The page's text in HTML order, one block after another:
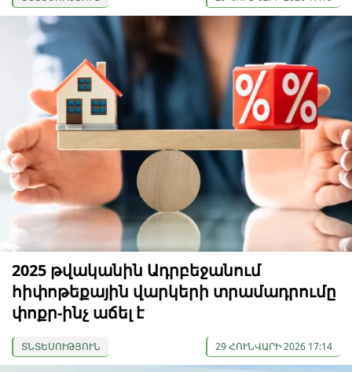
2025 թվականին Ադրբեջանում
հիփոթեքային վարկերի տրամադրումը
փոքր-ինչ աճել է
ՏՆՏԵՍՈՒԹՅՈՒՆ 29 ՀՈՒՆՎԱՐԻ 2026 17:14